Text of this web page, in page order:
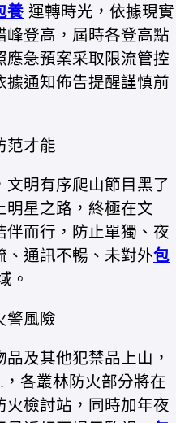
養 運轉時光，依據現實
登高，屆時各登高點
急預案采取限流管控
通知佈告提醒謹慎前
范才能
明有序爬山節目黑了
明星之路，終極在文
而行，防止單獨、夜
、通訊不暢、未對外包
。
警風險
及其他犯禁品上山，
各叢林防火部分將在
檢討站，同時加年夜